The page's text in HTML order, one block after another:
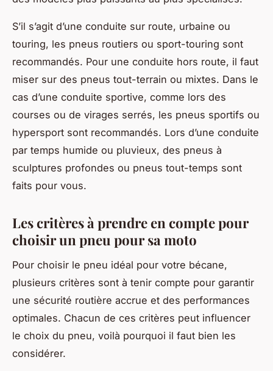
S’il s’agit d’une conduite sur route, urbaine ou
touring, les pneus routiers ou sport-touring sont
recommandés. Pour une conduite hors route, il faut
miser sur des pneus tout-terrain ou mixtes. Dans le
cas d’une conduite sportive, comme lors des
courses ou de virages serrés, les pneus sportifs ou
hypersport sont recommandés. Lors d’une conduite
par temps humide ou pluvieux, des pneus à
sculptures profondes ou pneus tout-temps sont
faits pour vous.
Les critères à prendre en compte pour
choisir un pneu pour sa moto
Pour choisir le pneu idéal pour votre bécane,
plusieurs critères sont à tenir compte pour garantir
une sécurité routière accrue et des performances
optimales. Chacun de ces critères peut influencer
le choix du pneu, voilà pourquoi il faut bien les
considérer.